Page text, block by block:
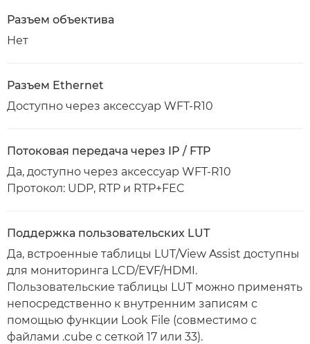
Разъем объектива
Нет
Разъем Ethernet
Доступно через аксессуар WFT-R10
Потоковая передача через IP / FTP
Да, доступно через аксессуар WFT-R10
Протокол: UDP, RTP и RTP+FEC
Поддержка пользовательских LUT
Да, встроенные таблицы LUT/View Assist доступны
для мониторинга LCD/EVF/HDMI.
Пользовательские таблицы LUT можно применять
непосредственно к внутренним записям с
помощью функции Look File (совместимо с
файлами .cube с сеткой 17 или 33).